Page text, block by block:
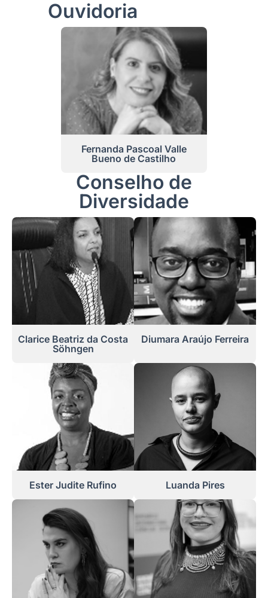
Ouvidoria
Fernanda Pascoal Valle
Bueno de Castilho
Conselho de
Diversidade
Clarice Beatriz da Costa
Söhngen
Diumara Araújo Ferreira
Ester Judite Rufino Luanda Pires